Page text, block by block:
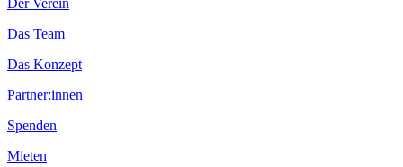
Das Team
Das Konzept
Partner:innen
Spenden
Mieten